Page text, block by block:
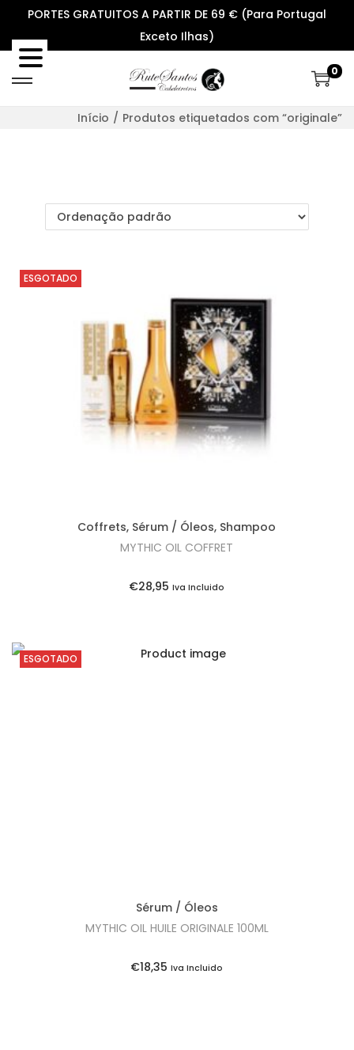
PORTES GRATUITOS A PARTIR DE 69 € (Para Portugal
Exceto Ilhas)
S
g
a
t
o
n
S
e
n
t
0
Início / Produtos etiquetados com “originale”
ESGOTADO
Coffrets, Sérum / Óleos, Shampoo
MYTHIC OIL COFFRET
€28,95 Iva Incluido
ESGOTADO
Sérum / Óleos
MYTHIC OIL HUILE ORIGINALE 100ML
€18,35 Iva Incluido